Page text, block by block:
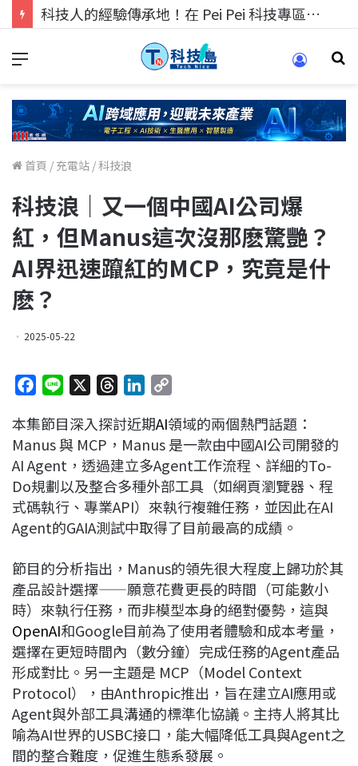
科技人找工作，就到TECH+ 科技專區!
首頁 / 充電站 /科技浪
科技浪｜又一個中國AI公司爆
紅，但Manus這次沒那麽驚艷？
AI界迅速躥紅的MCP，究竟是什
麽？
2025-05-22
c
e
b
o
o
k
n
e
r
e
a
d
s
n
k
e
d
n
p
y
L
i
n
k
本集節目深入探討近期AI領域的兩個熱門話題：
Manus與 MCP，Manus是一款由中國AI公司開發的
AI Agent，透過建立多Agent工作流程、詳細的To-
Do規劃以及整合多種外部工具（如網頁瀏覽器、程
式碼執行、專業API）來執行複雜任務，並因此在AI
Agent的GAIA測試中取得了目前最高的成績。
節目的分析指出，Manus的領先很大程度上歸功於其
產品設計選擇——願意花費更長的時間（可能數小
時）來執行任務，而非模型本身的絕對優勢，這與
OpenAI和Google目前為了使用者體驗和成本考量，
選擇在更短時間內（數分鐘）完成任務的Agent產品
形成對比 。另一主題是 MCP （Model Context
Protocol），由Anthropic推出，旨在建立AI應用或
Agent與外部工具溝通的標準化協議 。主持人將其比
喻為AI世界的USBC接口，能大幅降低工具與Agent之
間的整合難度，促進生態系發展。